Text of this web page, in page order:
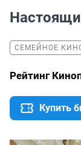
СЕМЕЙНОЕ
Рейтинг
Купить